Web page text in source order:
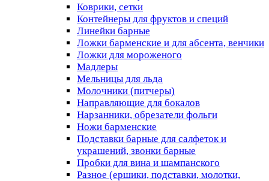
Коврики, сетки
Контейнеры для фруктов и специй
Линейки барные
Ложки барменские и для абсента, венчики
Ложки для мороженого
Мадлеры
Мельницы для льда
Молочники (питчеры)
Направляющие для бокалов
Нарзанники, обрезатели фольги
Ножи барменские
Подставки барные для салфеток и
украшений, звонки барные
Пробки для вина и шампанского
Разное (ершики, подставки, молотки,